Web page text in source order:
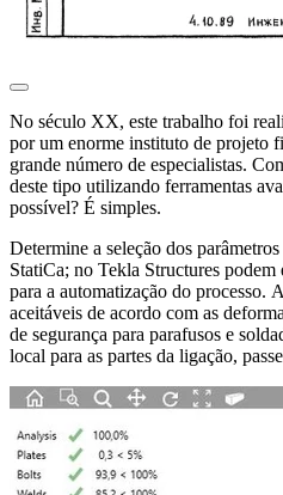
No século XX, este trabalho foi
por um enorme instituto de projeto
grande número de especialistas.
deste tipo utilizando ferramentas
possível? É simples.
Determine a seleção dos
StatiCa; no Tekla Structures podem
para a automatização do processo.
aceitáveis de acordo com as
de segurança para parafusos e
local para as partes da ligação,